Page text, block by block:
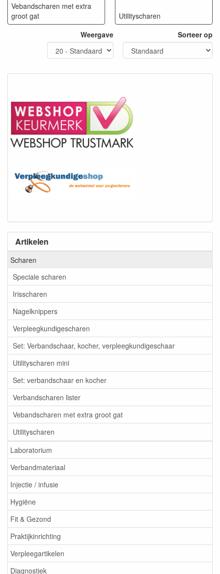
Artikelen
Scharen
Speciale scharen
Irisscharen
Nagelknippers
Verpleegkundigescharen
Set: Verbandschaar, kocher, verpleegkundigeschaar
Utilityscharen mini
Set: verbandschaar en kocher
Verbandscharen lister
Vebandscharen met extra groot gat
Utilityscharen
Laboratorium
Verbandmateriaal
Injectie / infusie
Hygiëne
Fit & Gezond
Praktijkinrichting
Verpleegartikelen
Diagnostiek
Vebandscharen met extra
groot gat
Utilityscharen
Weergave
Sorteer op